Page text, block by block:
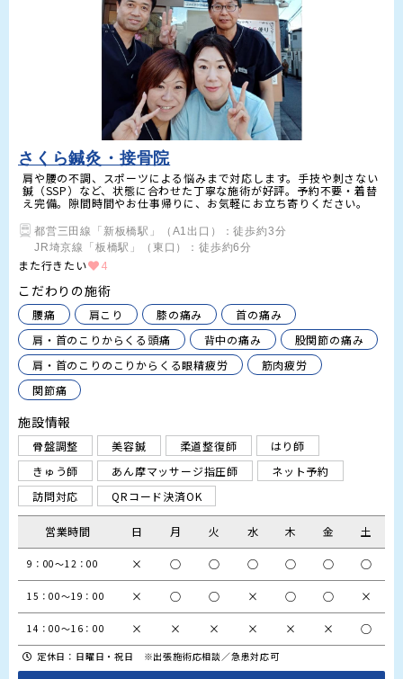
さくら鍼灸・接骨院
肩や腰の不調、スポーツによる悩みまで対応します。手技や刺さない
鍼（SSP）など、状態に合わせた丁寧な施術が好評。予約不要・着替
え完備。隙間時間やお仕事帰りに、お気軽にお立ち寄りください。
都営三田線「新板橋駅」（A1出口）：徒歩約3分
JR埼京線「板橋駅」（東口）：徒歩約6分
また行きたい 4
こだわりの施術
腰痛 肩こり 膝の痛み
首の痛み
肩・首のこりからくる頭痛
背中の痛み
股関節の痛み
肩・首のこりのこりからくる眼精疲労
筋肉疲労
関節痛
施設情報
骨盤調整 美容鍼 柔道整復師
はり師
きゅう師
あん摩マッサージ指圧師
ネット予約
訪問対応
QRコード決済OK
営業時間 日 月 火 水 木 金 土
9：00～12：00 × ○ ○ ○ ○ ○ ○
15：00～19：00 × ○ ○ × ○ ○ ×
14：00～16：00 × × × × × × ○
定休日：日曜日・祝日 ※出張施術応相談／急患対応可